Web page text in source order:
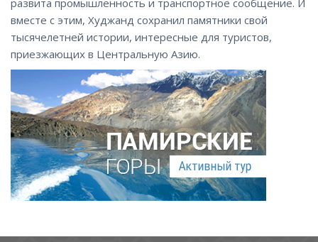
вместе с этим, Худжанд сохранил памятники свой
тысячелетней истории, интересные для туристов,
приезжающих в Центральную Азию.